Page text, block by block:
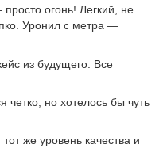
огонь! Легкий, не
Уронил с метра —
из будущего. Все
четко, но хотелось бы чуть
же уровень качества и